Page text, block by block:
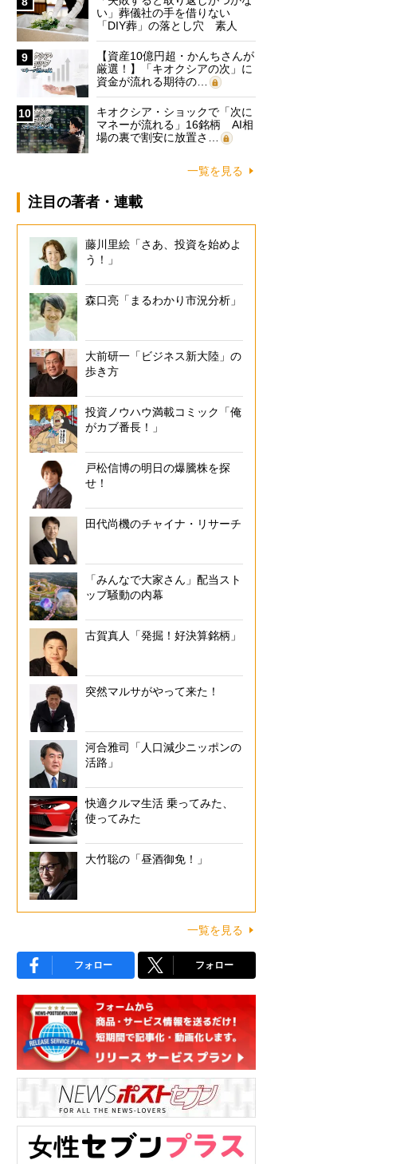
い」葬儀社の手を借りない
「DIY葬」の落とし穴 素人
に…
9
【資産10億円超・かんちさんが
厳選！】「キオクシアの次」に
資金が流れる期待の…
10
キオクシア・ショックで「次に
マネーが流れる」16銘柄 AI相
場の裏で割安に放置さ…
一覧を見る
注目の著者・連載
藤川里絵「さあ、投資を始めよ
う！」
森口亮「まるわかり市況分析」
大前研一「ビジネス新大陸」の
歩き方
投資ノウハウ満載コミック「俺
がカブ番長！」
戸松信博の明日の爆騰株を探
せ！
田代尚機のチャイナ・リサーチ
「みんなで大家さん」配当スト
ップ騒動の内幕
古賀真人「発掘！好決算銘柄」
突然マルサがやって来た！
河合雅司「人口減少ニッポンの
活路」
快適クルマ生活 乗ってみた、
使ってみた
大竹聡の「昼酒御免！」
一覧を見る
フォロー フォロー